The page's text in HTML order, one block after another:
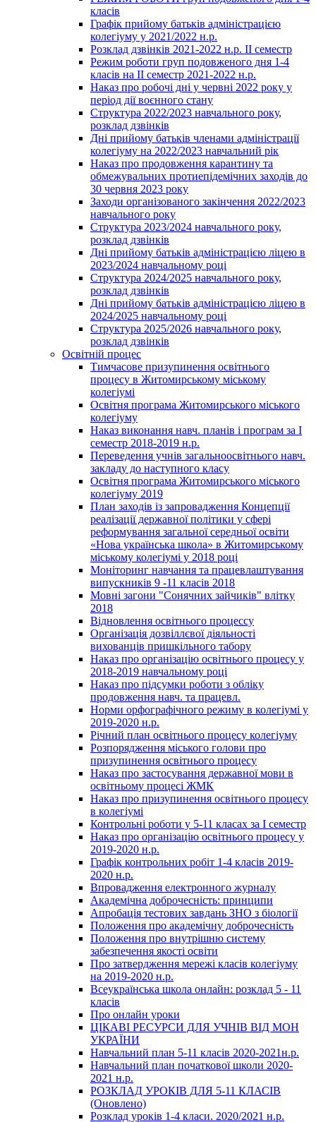
класів
Графік прийому батьків адміністрацією
колегіуму у 2021/2022 н.р.
Розклад дзвінків 2021-2022 н.р. ІІ семестр
Режим роботи груп подовженого дня 1-4
класів на ІІ семестр 2021-2022 н.р.
Наказ про робочі дні у червні 2022 року у
період дії воєнного стану
Структура 2022/2023 навчального року,
розклад дзвінків
Дні прийому батьків членами адміністрації
колегіуму на 2022/2023 навчальний рік
Наказ про продовження карантину та
обмежувальних протиепідемічних заходів до
30 червня 2023 року
Заходи організованого закінчення 2022/2023
навчального року
Структура 2023/2024 навчального року,
розклад дзвінків
Дні прийому батьків адміністрацією ліцею в
2023/2024 навчальному році
Структура 2024/2025 навчального року,
розклад дзвінків
Дні прийому батьків адміністрацією ліцею в
2024/2025 навчальному році
Структура 2025/2026 навчального року,
розклад дзвінків
Освітній процес
Тимчасове призупинення освітнього
процесу в Житомирському міському
колегіумі
Освітня програма Житомирського міського
колегіуму
Наказ виконання навч. планів і програм за І
семестр 2018-2019 н.р.
Переведення учнів загальноосвітнього навч.
закладу до наступного класу
Освітня програма Житомирського міського
колегіуму 2019
План заходів із запровадження Концепції
реалізації державної політики у сфері
реформування загальної середньої освіти
«Нова українська школа» в Житомирському
міському колегіумі у 2018 році
Моніторинг навчання та працевлаштування
випускників 9 -11 класів 2018
Мовні загони "Сонячних зайчиків" влітку
2018
Відновлення освітнього процессу
Організація дозвіллєвої діяльності
вихованців пришкільного табору
Наказ про організацію освітнього процесу у
2018-2019 навчальному році
Наказ про підсумки роботи з обліку
продовження навч. та працевл.
Норми орфографічного режиму в колегіумі у
2019-2020 н.р.
Річний план освітнього процесу колегіуму
Розпорядження міського голови про
призупинення освітнього процесу
Наказ про застосування державної мови в
освітньому процесі ЖМК
Наказ про призупинення освітнього процесу
в колегіумі
Контрольні роботи у 5-11 класах за І семестр
Наказ про організацію освітнього процесу у
2019-2020 н.р.
Графік контрольних робіт 1-4 класів 2019-
2020 н.р.
Впровадження електронного журналу
Академічна доброчесність: принципи
Апробація тестових завдань ЗНО з біології
Положення про академічну доброчесність
Положення про внутрішню систему
забезпечення якості освіти
Про затвердження мережі класів колегіуму
на 2019-2020 н.р.
Всеукраїнська школа онлайн: розклад 5 - 11
класів
Про онлайн уроки
ЦІКАВІ РЕСУРСИ ДЛЯ УЧНІВ ВІД МОН
УКРАЇНИ
Навчальний план 5-11 класів 2020-2021н.р.
Навчальний план початкової школи 2020-
2021 н.р.
РОЗКЛАД УРОКІВ ДЛЯ 5-11 КЛАСІВ
(Оновлено)
Розклад уроків 1-4 класи. 2020/2021 н.р.